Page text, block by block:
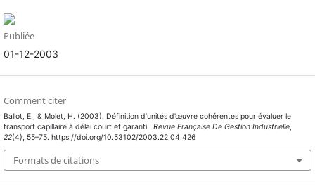
Publiée
01-12-2003
Comment citer
Ballot, E., & Molet, H. (2003). Définition d’unités d’œuvre cohérentes pour évaluer le
transport capillaire à délai court et garanti . Revue Française De Gestion Industrielle,
22(4), 55–75. https://doi.org/10.53102/2003.22.04.426
Formats de citations